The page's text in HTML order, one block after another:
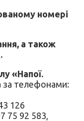
номері
а також
.
«Напої.
телефонами:
126
75 92 583,